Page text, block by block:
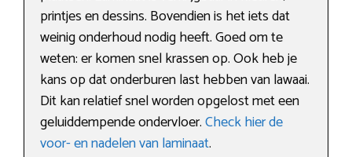
printjes en dessins. Bovendien is het iets dat
weinig onderhoud nodig heeft. Goed om te
weten: er komen snel krassen op. Ook heb je
kans op dat onderburen last hebben van lawaai.
Dit kan relatief snel worden opgelost met een
geluiddempende ondervloer.Check hier de
voor- en nadelen van laminaat.